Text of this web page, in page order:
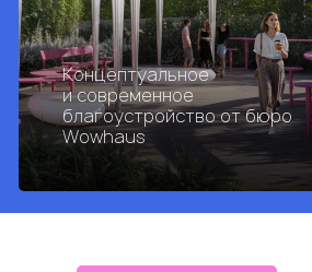
Концептуальное
и современное
благоустройство от бюро
Wowhaus